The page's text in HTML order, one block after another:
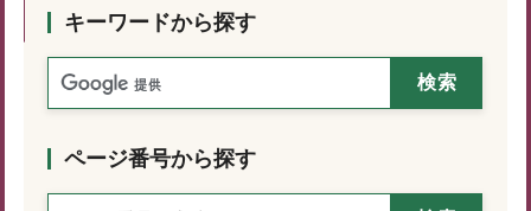
キーワードから探す
ページ番号から探す